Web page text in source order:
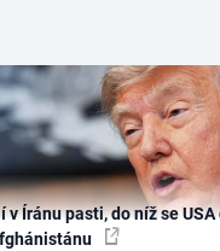
v Íránu pasti, do níž se